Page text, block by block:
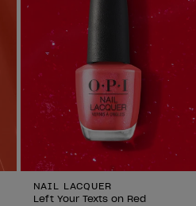
NAIL LACQUER
Left Your Texts on Red